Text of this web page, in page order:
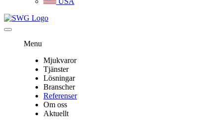
Menu
Mjukvaror
Tjänster
Lösningar
Branscher
Referenser
Om oss
Aktuellt